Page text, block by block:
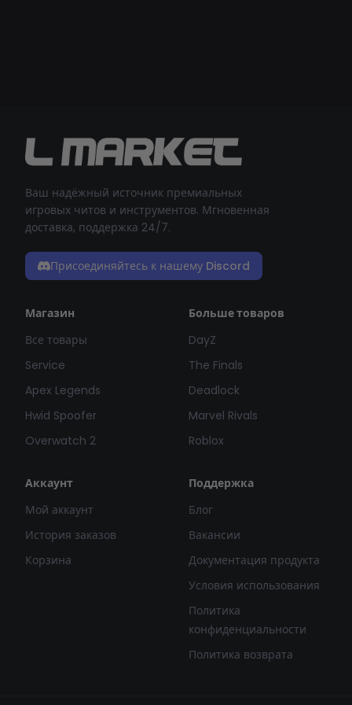
Ваш надёжный источник премиальных
игровых читов и инструментов. Мгновенная
доставка, поддержка 24/7.
Присоединяйтесь к нашему Discord
Магазин
Все товары
Service
Apex Legends
Hwid Spoofer
Overwatch 2
Больше товаров
DayZ
The Finals
Deadlock
Marvel Rivals
Roblox
Аккаунт
Мой аккаунт
История заказов
Корзина
Поддержка
Блог
Вакансии
Документация продукта
Условия использования
Политика
конфиденциальности
Политика возврата